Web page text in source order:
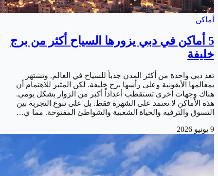
أماكن
5 أماكن في دبي يزورها السياح أكثر من برج
خليفة
تعد دبي واحدة من أكثر المدن جذباً للسياح في العالم. وتشتهر
بمعالمها الأيقونية وعلى رأسها برج خليفة. لكن المثير للاهتمام أن
هناك وجهات أخرى تستقطب أعداداً أكبر من الزوار بشكل يومي.
هذه الأماكن لا تعتمد على الشهرة فقط. بل على تنوع التجربة بين
التسوق والترفيه والحياة الشعبية والشواطئ المفتوحة. مما ي…
9 يونيو 2026